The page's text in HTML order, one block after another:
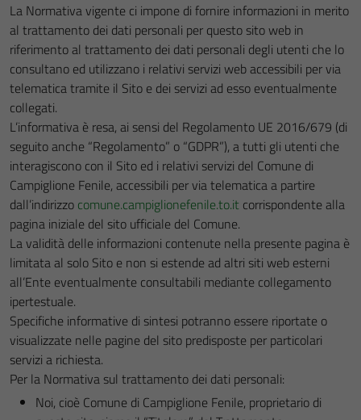
La Normativa vigente ci impone di fornire informazioni in merito
al trattamento dei dati personali per questo sito web in
riferimento al trattamento dei dati personali degli utenti che lo
consultano ed utilizzano i relativi servizi web accessibili per via
telematica tramite il Sito e dei servizi ad esso eventualmente
collegati.
L’informativa è resa, ai sensi del Regolamento UE 2016/679 (di
seguito anche “Regolamento” o “GDPR”), a tutti gli utenti che
interagiscono con il Sito ed i relativi servizi del Comune di
Campiglione Fenile, accessibili per via telematica a partire
dall’indirizzo comune.campiglionefenile.to.it corrispondente alla
pagina iniziale del sito ufficiale del Comune.
La validità delle informazioni contenute nella presente pagina è
limitata al solo Sito e non si estende ad altri siti web esterni
all’Ente eventualmente consultabili mediante collegamento
ipertestuale.
Specifiche informative di sintesi potranno essere riportate o
visualizzate nelle pagine del sito predisposte per particolari
servizi a richiesta.
Per la Normativa sul trattamento dei dati personali:
Noi, cioè Comune di Campiglione Fenile, proprietario di